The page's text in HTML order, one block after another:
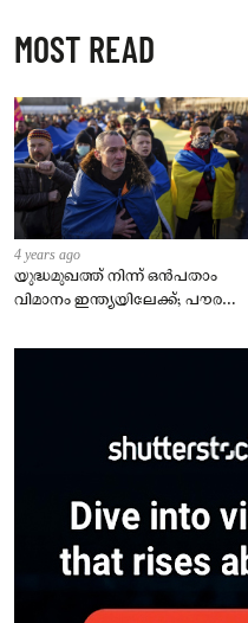
MOST READ
4 years ago
യുദ്ധമുഖത്ത് നിന്ന് ഒൻപതാം
വിമാനം ഇന്ത്യയിലേക്ക്; പൗരന്മാർ
– കേന്ദ്രം